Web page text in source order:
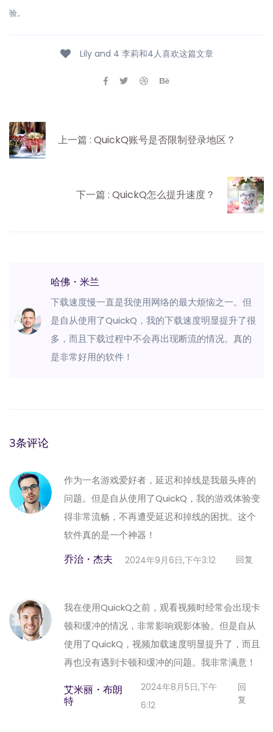
验。
Lily and 4 李莉和4人喜欢这篇文章
上一篇 : QuickQ账号是否限制登录地区？
下一篇 : QuickQ怎么提升速度？
哈佛・米兰
下载速度慢一直是我使用网络的最大烦恼之一。但
是自从使用了QuickQ，我的下载速度明显提升了很
多，而且下载过程中不会再出现断流的情况。真的
是非常好用的软件！
3条评论
作为一名游戏爱好者，延迟和掉线是我最头疼的
问题。但是自从使用了QuickQ，我的游戏体验变
得非常流畅，不再遭受延迟和掉线的困扰。这个
软件真的是一个神器！
乔治・杰夫 2024年9月6日,下午3:12 回复
我在使用QuickQ之前，观看视频时经常会出现卡
顿和缓冲的情况，非常影响观影体验。但是自从
使用了QuickQ，视频加载速度明显提升了，而且
再也没有遇到卡顿和缓冲的问题。我非常满意！
艾米丽・布朗
特
2024年8月5日,下午
6:12
回
复